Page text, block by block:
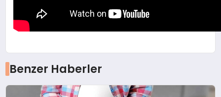
Benzer Haberler